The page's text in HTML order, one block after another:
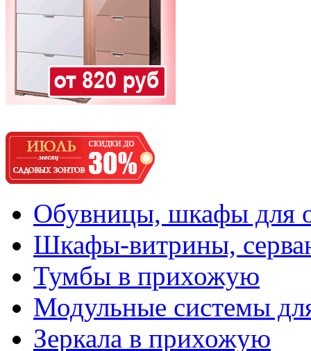
Обувницы, шкафы для
Шкафы-витрины,
Тумбы в прихожую
Модульные системы
Зеркала в прихожую